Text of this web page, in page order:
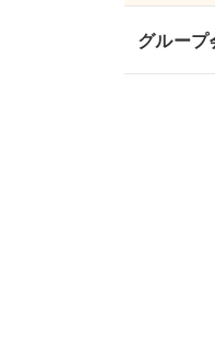
グループ